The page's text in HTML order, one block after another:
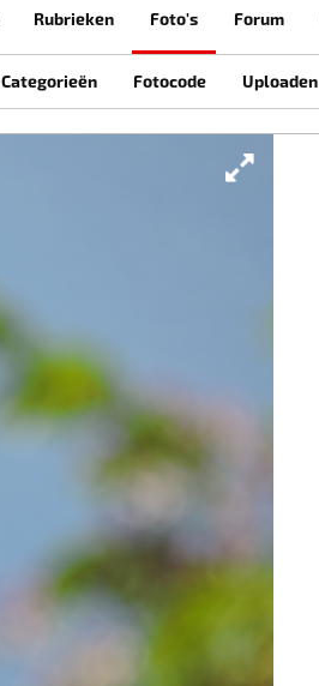
Rubrieken Foto's Forum
Categorieën Fotocode Uploaden